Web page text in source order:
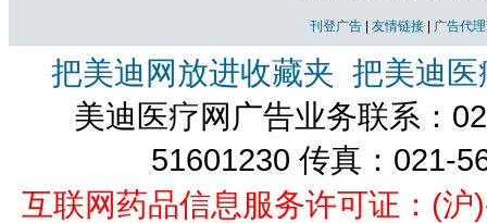
刊登广告 友情链接 广告代
把美迪网放进收藏夹 把美迪
美迪医疗网广告业务联系：
51601230 传真：021-
互联网药品信息服务许可证：(